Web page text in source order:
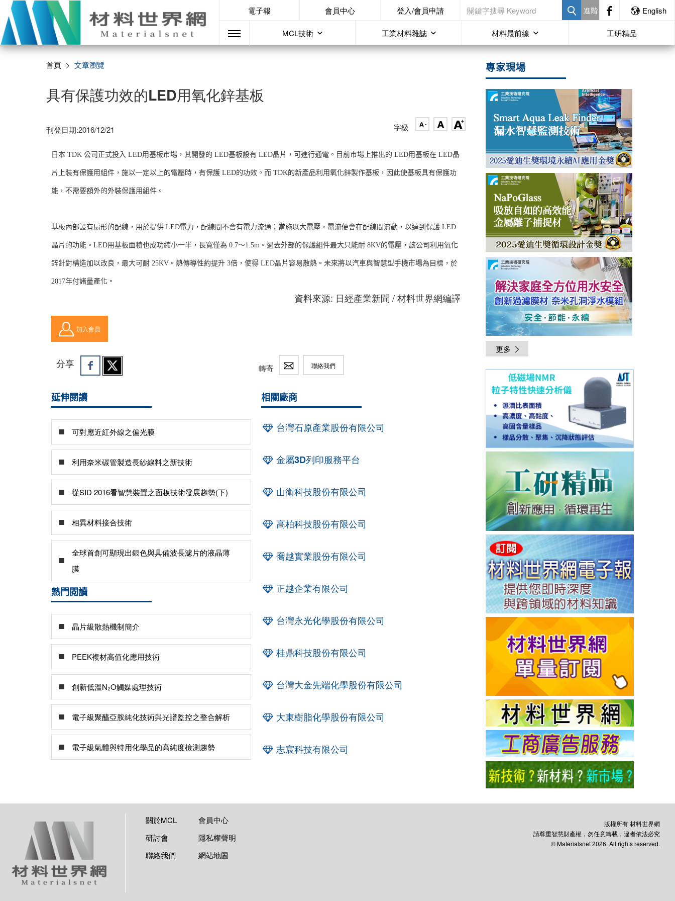
電子報 會員中心 登入/會員申請 進階 English
MCL技術 工業材料雜誌 材料最前線 工研精品
首頁 文章瀏覽
具有保護功效的LED用氧化鋅基板
刊登日期:2016/12/21 字級
日本 TDK 公司正式投入 LED用基板市場，其開發的 LED基板設有 LED晶片，可進行通電。目前市場上推出的 LED用基板在 LED晶
片上裝有保護用組件，施以一定以上的電壓時，有保護 LED的功效。而 TDK的新產品利用氧化鋅製作基板，因此使基板具有保護功
能，不需要額外的外裝保護用組件。
基板內部設有扇形的配線，用於提供 LED電力，配線間不會有電力流通；當施以大電壓，電流便會在配線間流動，以達到保護 LED
晶片的功能。LED用基板面積也成功縮小一半，長寬僅為 0.7～1.5m。過去外部的保護組件最大只能耐 8KV的電壓，該公司利用氧化
鋅針對構造加以改良，最大可耐 25KV。熱傳導性約提升 3倍，使得 LED晶片容易散熱。未來將以汽車與智慧型手機市場為目標，於
2017年付諸量產化。
資料來源: 日經產業新聞 / 材料世界網編譯
加入會員
分享 轉寄 聯絡我們
延伸閱讀
可對應近紅外線之偏光膜
利用奈米碳管製造長紗線料之新技術
從SID 2016看智慧裝置之面板技術發展趨勢(下)
相異材料接合技術
全球首創可顯現出銀色與具備波長濾片的液晶薄
膜
熱門閱讀
晶片級散熱機制簡介
PEEK複材高值化應用技術
創新低溫N₂O觸媒處理技術
電子級聚醯亞胺純化技術與光譜監控之整合解析
電子級氣體與特用化學品的高純度檢測趨勢
相關廠商
台灣石原產業股份有限公司
金屬3D列印服務平台
山衛科技股份有限公司
高柏科技股份有限公司
喬越實業股份有限公司
正越企業有限公司
台灣永光化學股份有限公司
桂鼎科技股份有限公司
台灣大金先端化學股份有限公司
大東樹脂化學股份有限公司
志宸科技有限公司
專家現場
更多
關於MCL
會員中心
研討會
隱私權聲明
聯絡我們
網站地圖
版權所有 材料世界網
請尊重智慧財產權，勿任意轉載，違者依法必究
© Materialsnet 2026. All rights reserved.